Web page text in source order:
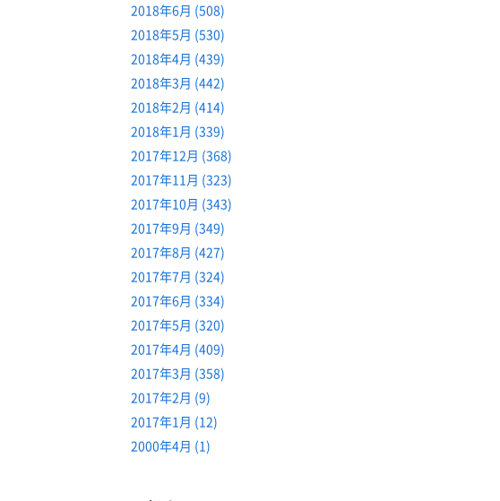
2018年6月 (508)
2018年5月 (530)
2018年4月 (439)
2018年3月 (442)
2018年2月 (414)
2018年1月 (339)
2017年12月 (368)
2017年11月 (323)
2017年10月 (343)
2017年9月 (349)
2017年8月 (427)
2017年7月 (324)
2017年6月 (334)
2017年5月 (320)
2017年4月 (409)
2017年3月 (358)
2017年2月 (9)
2017年1月 (12)
2000年4月 (1)